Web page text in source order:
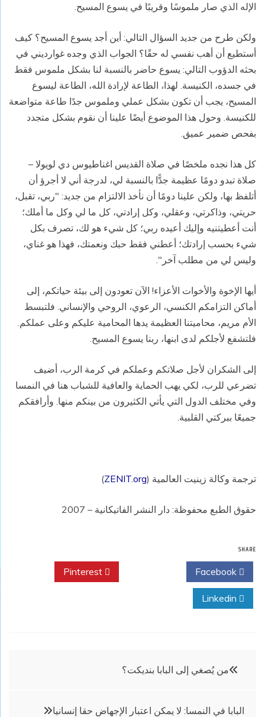
الإله الذي صار ملموسًا وقريبًا في يسوع المسيح.
ولكن طرح من جديد السؤال التالي: أين أجد يسوع المسيح؟ كيف
أستطيع أن أهب نفسي له حقًا؟ الجواب الذي وجده غوارديني في
بحثه الدؤوب التالي: يسوع حاضر بالنسبة لنا بشكل ملموس فقط
في جسده، الكنيسة. لهذا، الطاعة لإرادة الله، الطاعة ليسوع
المسيح، يجب أن تكون بشكل عملي وملموس جدًا طاعة متواضعة
للكنيسة. وحول هذا الموضوع أيضًا علينا أن نقوم بشكل متجدد
بفحص ضمير عميق.
كل هذا نجده ملخصًا في صلاة القديس اغناطيوس دي لويولا –
صلاة تبدو دومًا عظيمة جدًّا بالنسبة لي، لدرجة أني لا أجرؤ أن
أتلفظ بها، ولكن علينا دومًا أن نأخذ الالتزام من جديد: "ربي، تقبل،
حريتي، وذاكرتي، وعقلي، وكل إرادتي، كل ما لي وكل ما أملك؛
أنت أعطيتنيه وإليك أعيده ربي؛ كل شيء هو لك، تصرف بكل
شيء بحسب إرادتك؛ أعطني فقط حبك ونعمتك، فهذا هو غناي،
وليس لي من مطلب آخر".
أيها الإخوة والأخوات الأعزاء! الآن تعودون إلى بيئة حياتكم، إلى
أماكن التزامكم الكنسي، الرعوي، الروحي والإنساني. فلتبسط
الأم مريم، محاميتنا العظيمة يدها المحامية عليكم وعلى عملكم.
فلتشفع لأجلكم لدى ابنها، ربنا يسوع المسيح.
إلى الشكران لأجل صلاتكم وعملكم في كرمة الرب، أضيف
تضرعي للرب، لكي يهب الحماية والعافية للشباب هنا في النمسا
وفي مختلف الدول التي يأتي الكثيرون من بينكم منها. وأرافقكم
جميعًا ببركتي القلبية.
ترجمة وكالة زينيت العالمية (ZENIT.org
)
حقوق الطبع محفوظة: دار النشر الفاتيكانية – 2007
SHARE
تصفّح
من يُصغي إلى البابا بنديكت؟
البابا في النمسا: لا يمكن اعتبار الإجهاض حقا إنسانيا